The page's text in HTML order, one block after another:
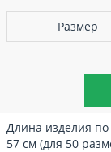
Размер
Длина изделия по
57 см (для 50